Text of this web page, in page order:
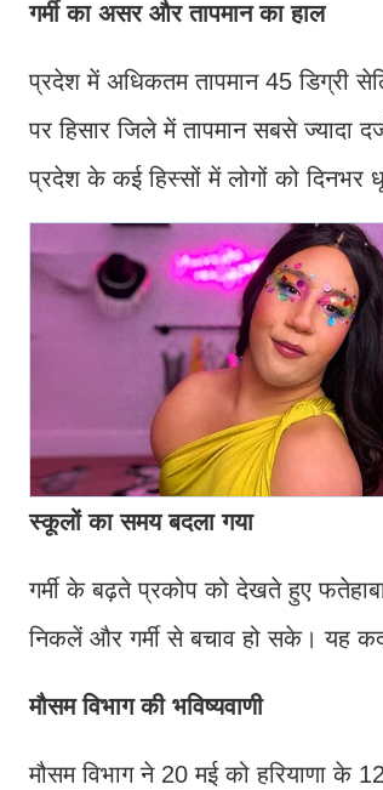
गर्मी का असर और तापमान का हाल
प्रदेश में अधिकतम तापमान 45 डिग्री
पर हिसार जिले में तापमान सबसे ज्यादा
प्रदेश के कई हिस्सों में लोगों को दिनभर
स्कूलों का समय बदला गया
गर्मी के बढ़ते प्रकोप को देखते हुए
निकलें और गर्मी से बचाव हो सके। यह
मौसम विभाग की भविष्यवाणी
मौसम विभाग ने 20 मई को हरियाणा के